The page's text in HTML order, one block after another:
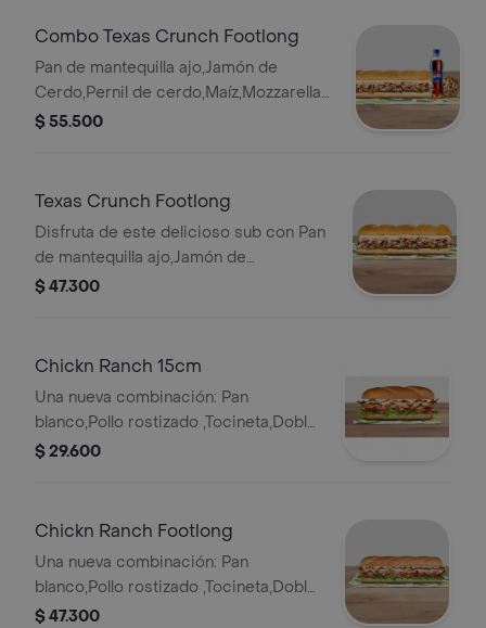
Combo Texas Crunch Footlong
Pan de mantequilla ajo,Jamón de
Cerdo,Pernil de cerdo,Maíz,Mozzarella
rallado ,Cebollita Crispy ,Salsa
acompañamiento.
$ 55.500
Texas Crunch Footlong
Disfruta de este delicioso sub con Pan
de mantequilla ajo,Jamón de
Cerdo,Pernil de cerdo,Maíz,Mozzarella
$ 47.300
Chickn Ranch 15cm
Una nueva combinación: Pan
blanco,Pollo rostizado ,Tocineta,Doble
Queso americano ,Salsa ranch
$ 29.600
Chickn Ranch Footlong
Una nueva combinación: Pan
blanco,Pollo rostizado ,Tocineta,Doble
Queso americano ,Salsa ranch
$ 47.300